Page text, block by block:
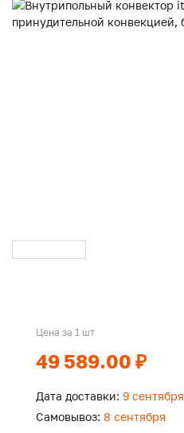
Цена за 1 шт
49 589.00 ₽
Дата доставки: 9 сентября
Самовывоз: 8 сентября